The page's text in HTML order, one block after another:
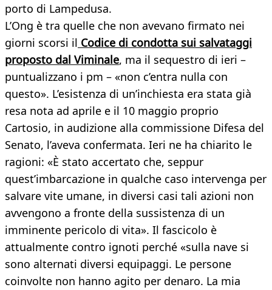
porto di Lampedusa.
L’Ong è tra quelle che non avevano firmato nei
giorni scorsi il Codice di condotta sui salvataggi
proposto dal Viminale, ma il sequestro di ieri –
puntualizzano i pm – «non c’entra nulla con
questo». L’esistenza di un’inchiesta era stata già
resa nota ad aprile e il 10 maggio proprio
Cartosio, in audizione alla commissione Difesa del
Senato, l’aveva confermata. Ieri ne ha chiarito le
ragioni: «È stato accertato che, seppur
quest’imbarcazione in qualche caso intervenga per
salvare vite umane, in diversi casi tali azioni non
avvengono a fronte della sussistenza di un
imminente pericolo di vita». Il fascicolo è
attualmente contro ignoti perché «sulla nave si
sono alternati diversi equipaggi. Le persone
coinvolte non hanno agito per denaro. La mia